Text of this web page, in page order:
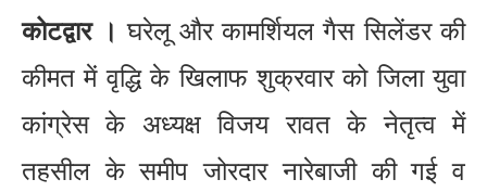
कोटद्वार । घरेलू और कामर्शियल गैस सिलेंडर की
कीमत में वृद्धि के खिलाफ शुक्रवार को जिला युवा
कांग्रेस के अध्यक्ष विजय रावत के नेतृत्व में
तहसील के समीप जोरदार नारेबाजी की गई व